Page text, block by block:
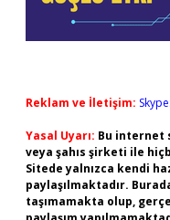
Reklam ve İletişim:
Yasal Uyarı: Bu internet
veya şahıs şirketi ile
Sitede yalnızca kendi
paylaşılmaktadır.
taşımamakta olup,